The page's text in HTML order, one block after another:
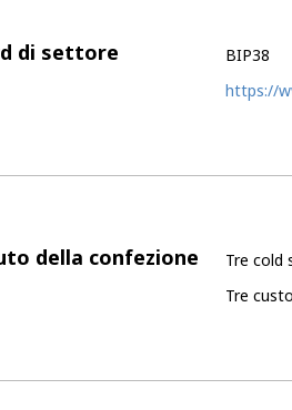
di settore
BIP38
https://
della confezione
Tre cold
Tre